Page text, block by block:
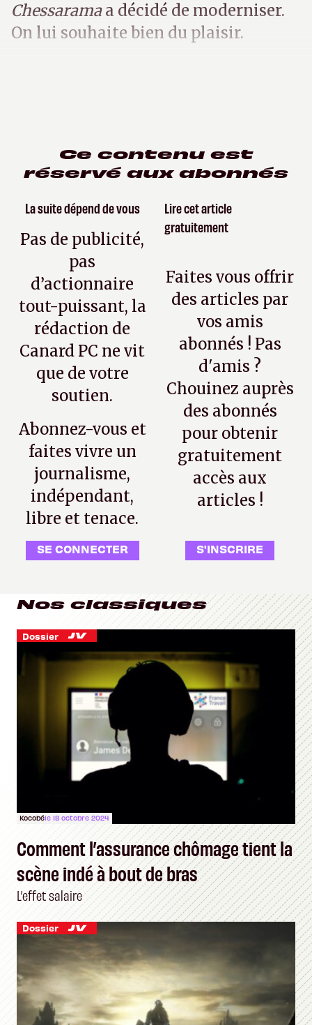
Chessaramaa décidé de moderniser.
On lui souhaite bien du plaisir.
Ce contenu est
réservé aux abonnés
La suite dépend de vous
Pas de publicité,
pas
d’actionnaire
tout-puissant, la
rédaction de
Canard PC ne vit
que de votre
soutien.
Abonnez-vous et
faites vivre un
journalisme,
indépendant,
libre et tenace.
SE CONNECTER
Lire cet article
gratuitement
Faites vous offrir
des articles par
vos amis
abonnés ! Pas
d'amis ?
Chouinez auprès
des abonnés
pour obtenir
gratuitement
accès aux
articles !
S'INSCRIRE
Nos classiques
Dossier
Kocobéle 18 octobre 2024
Comment l’assurance chômage tient la
scène indé à bout de bras
L’effet salaire
Dossier